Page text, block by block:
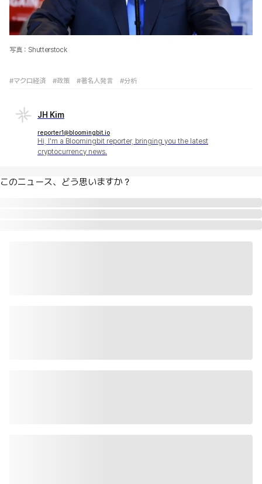
写真：Shutterstock
#マクロ経済 #政策 #著名人発言 #分析
JH Kim
reporter1@bloomingbit.io
Hi, I'm a Bloomingbit reporter, bringing you the latest
cryptocurrency news.
このニュース、どう思いますか？